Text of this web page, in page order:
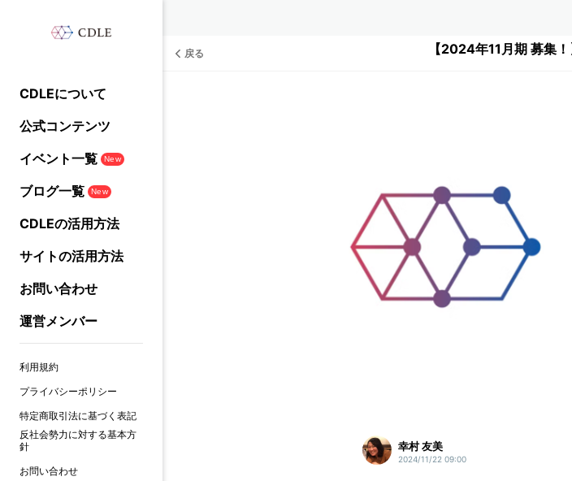
CDLEについて
公式コンテンツ
イベント一覧
New
ブログ一覧 New
CDLEの活用方法
サイトの活用方法
お問い合わせ
運営メンバー
利用規約
プライバシーポリシー
特定商取引法に基づく表記
反社会勢力に対する基本方
針
お問い合わせ
戻る 【2024年11月期 募集
幸村 友美
2024/11/22 09:00